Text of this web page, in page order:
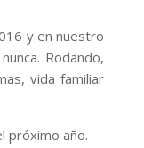
y en nuestro
Rodando,
vida familiar
próximo año.